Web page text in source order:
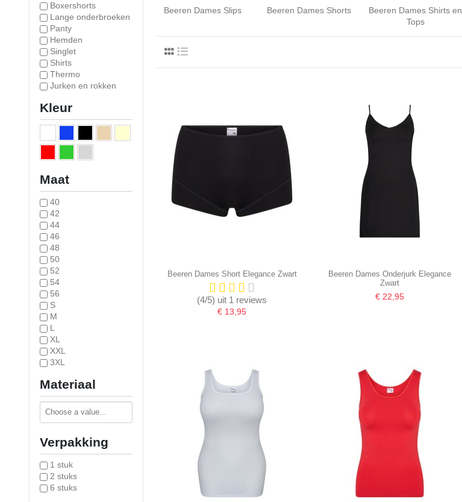
Beeren Dames Slips Beeren Dames Shorts
Beeren Dames Shirts en
Tops
Beeren Dames Short Elegance Zwart
(4/5) uit 1 reviews
€ 13,95
Beeren Dames Onderjurk Elegance
Zwart
€ 22,95
Boxershorts
Lange onderbroeken
Panty
Hemden
Singlet
Shirts
Thermo
Jurken en rokken
Kleur
Maat
40
42
44
46
48
50
52
54
56
S
M
L
XL
XXL
3XL
Materiaal
Verpakking
1 stuk
2 stuks
6 stuks